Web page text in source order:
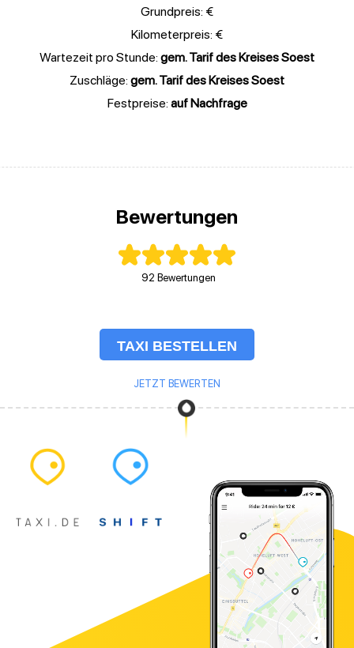
Grundpreis: €
Kilometerpreis: €
Wartezeit pro Stunde: gem. Tarif des Kreises Soest
Zuschläge: gem. Tarif des Kreises Soest
Festpreise: auf Nachfrage
Bewertungen
92 Bewertungen
TAXI BESTELLEN
JETZT BEWERTEN